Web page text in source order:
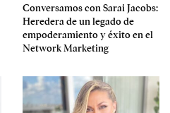
Conversamos con Sarai Jacobs:
Heredera de un legado de
empoderamiento y éxito en el
Network Marketing